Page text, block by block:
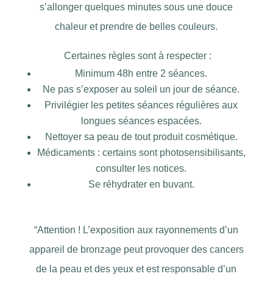
s’allonger quelques minutes sous une douce
chaleur et prendre de belles couleurs.
Certaines règles sont à respecter :
Minimum 48h entre 2 séances.
Ne pas s’exposer au soleil un jour de séance.
Privilégier les petites séances régulières aux
longues séances espacées.
Nettoyer sa peau de tout produit cosmétique.
Médicaments : certains sont photosensibilisants,
consulter les notices.
Se réhydrater en buvant.
“Attention ! L’exposition aux rayonnements d’un
appareil de bronzage peut provoquer des cancers
de la peau et des yeux et est responsable d’un